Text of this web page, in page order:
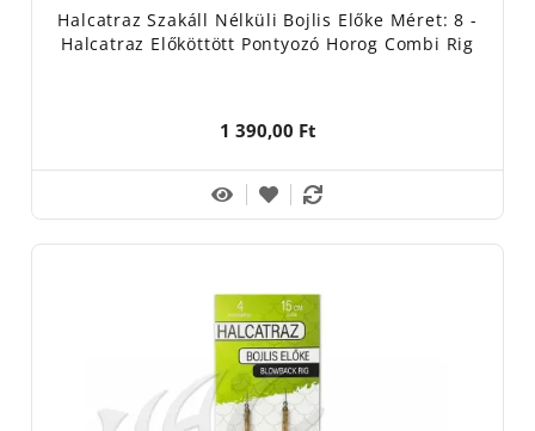
Halcatraz Szakáll Nélküli Bojlis Előke Méret: 8 -
Halcatraz Előköttött Pontyozó Horog Combi Rig
1 390,00 Ft